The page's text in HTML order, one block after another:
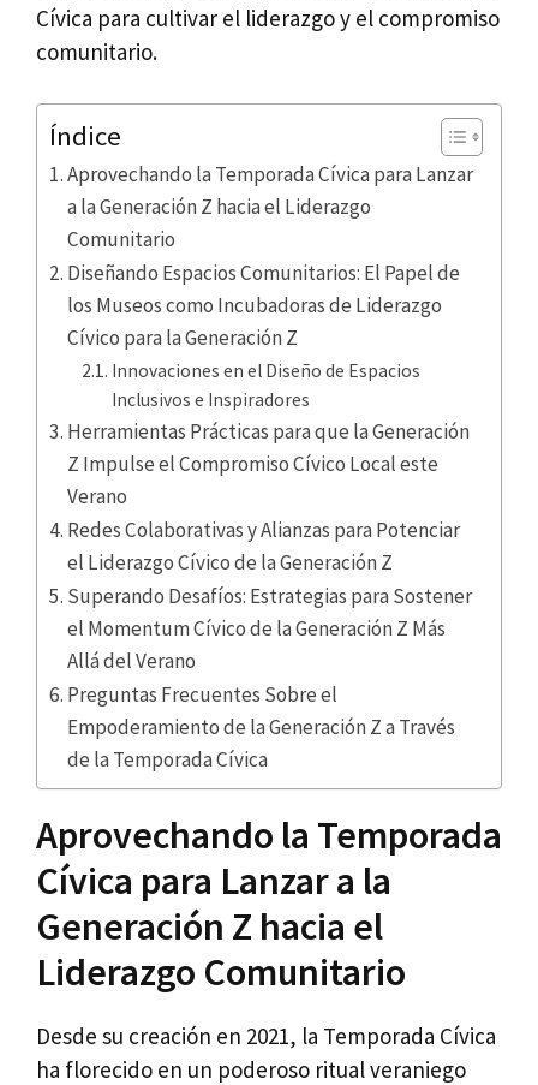
Cívica para cultivar el liderazgo y el compromiso
comunitario.
Índice
Aprovechando la Temporada Cívica para Lanzar
a la Generación Z hacia el Liderazgo
Comunitario
Diseñando Espacios Comunitarios: El Papel de
los Museos como Incubadoras de Liderazgo
Cívico para la Generación Z
Innovaciones en el Diseño de Espacios
Inclusivos e Inspiradores
Herramientas Prácticas para que la Generación
Z Impulse el Compromiso Cívico Local este
Verano
Redes Colaborativas y Alianzas para Potenciar
el Liderazgo Cívico de la Generación Z
Superando Desafíos: Estrategias para Sostener
el Momentum Cívico de la Generación Z Más
Allá del Verano
Preguntas Frecuentes Sobre el
Empoderamiento de la Generación Z a Través
de la Temporada Cívica
Aprovechando la Temporada
Cívica para Lanzar a la
Generación Z hacia el
Liderazgo Comunitario
Desde su creación en 2021, la Temporada Cívica
ha florecido en un poderoso ritual veraniego